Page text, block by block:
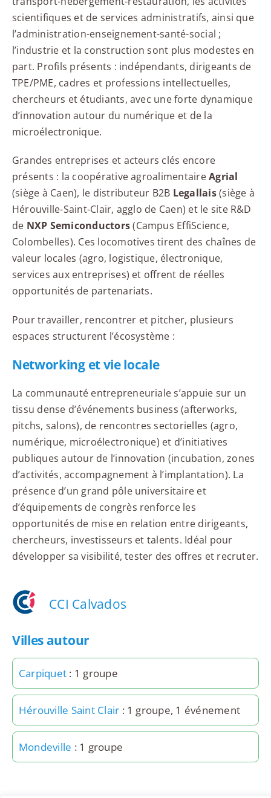
scientifiques et de services administratifs, ainsi que
l’administration-enseignement-santé-social ;
l’industrie et la construction sont plus modestes en
part. Profils présents : indépendants, dirigeants de
TPE/PME, cadres et professions intellectuelles,
chercheurs et étudiants, avec une forte dynamique
d’innovation autour du numérique et de la
microélectronique.
Grandes entreprises et acteurs clés encore
présents : la coopérative agroalimentaireAgrial
(siège à Caen), le distributeur B2B Legallais(siège à
Hérouville-Saint-Clair, agglo de Caen) et le site R&D
de NXP Semiconductors(Campus EffiScience,
Colombelles). Ces locomotives tirent des chaînes de
valeur locales (agro, logistique, électronique,
services aux entreprises) et offrent de réelles
opportunités de partenariats.
Pour travailler, rencontrer et pitcher, plusieurs
espaces structurent l’écosystème :
Networking et vie locale
La communauté entrepreneuriale s’appuie sur un
tissu dense d’événements business (afterworks,
pitchs, salons), de rencontres sectorielles (agro,
numérique, microélectronique) et d’initiatives
publiques autour de l’innovation (incubation, zones
d’activités, accompagnement à l’implantation). La
présence d’un grand pôle universitaire et
d’équipements de congrès renforce les
opportunités de mise en relation entre dirigeants,
chercheurs, investisseurs et talents. Idéal pour
développer sa visibilité, tester des offres et recruter.
CCI Calvados
Villes autour
Carpiquet : 1 groupe
Hérouville Saint Clair : 1 groupe, 1 événement
Mondeville : 1 groupe